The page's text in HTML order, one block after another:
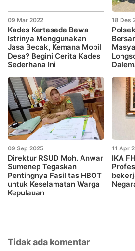
09 Mar 2022
Kades Kertasada Bawa
Istrinya Menggunakan
Jasa Becak, Kemana Mobil
Desa? Begini Cerita Kades
Sederhana Ini
18 Des
09 Sep 2025
Direktur RSUD Moh. Anwar
Sumenep Tegaskan
Pentingnya Fasilitas HBOT
untuk Keselamatan Warga
Kepulauan
11 Apr
IKA
Tidak ada komentar